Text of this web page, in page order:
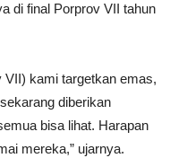
di final Porprov VII tahun
VII) kami targetkan emas,
diberikan
bisa lihat. Harapan
mereka,” ujarnya.